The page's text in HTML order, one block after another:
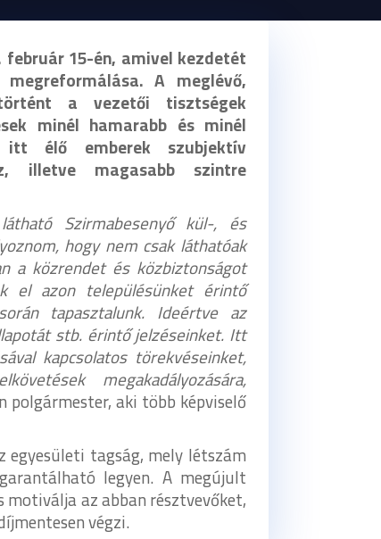
15-én, amivel kezdetét
A meglévő,
a vezetői tisztségek
minél hamarabb és minél
itt élő emberek szubjektív
illetve magasabb szintre
Szirmabesenyő kül-, és
hogy nem csak láthatóak
a közrendet és közbiztonságot
el azon településünket érintő
tapasztalunk. Ideértve az
stb. érintő jelzéseinket. Itt
kapcsolatos törekvéseinket,
megakadályozására,
aki több képviselő
tagság, mely létszám
legyen. A megújult
az abban résztvevőket,
végzi.